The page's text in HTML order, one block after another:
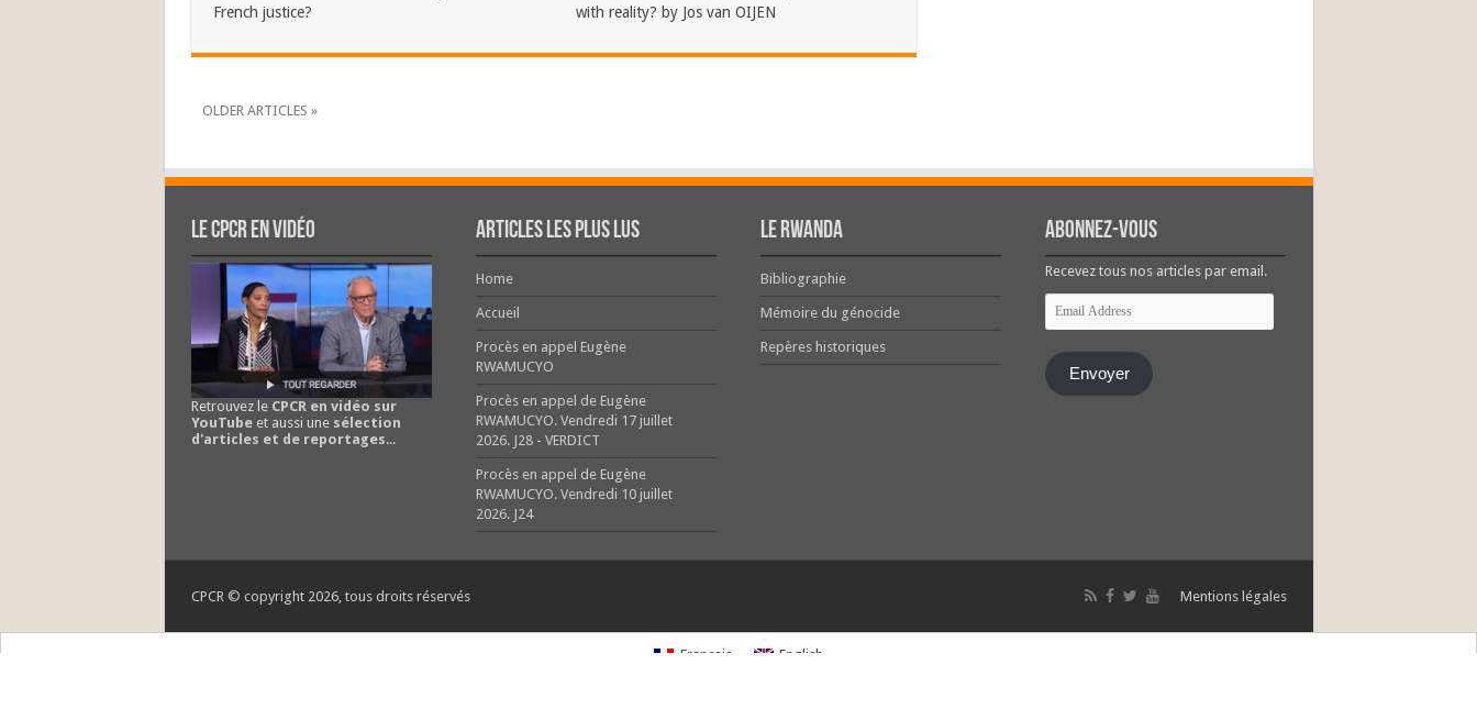
French justice?
with reality? by Jos van OIJEN
OLDER ARTICLES »
Le CPCR en vidéo
Retrouvez le CPCR en vidéo sur
YouTubeet aussi une sélection
d'articles et de reportages...
Articles les plus lus
Home
Accueil
Procès en appel Eugène
RWAMUCYO
Procès en appel de Eugène
RWAMUCYO. Vendredi 17 juillet
2026. J28 - VERDICT
Procès en appel de Eugène
RWAMUCYO. Vendredi 10 juillet
2026. J24
Le Rwanda
Bibliographie
Mémoire du génocide
Repères historiques
Abonnez-vous
Recevez tous nos articles par email.
Email
Address
Envoyer
Mentions légales
CPCR © copyright 2026, tous droits réservés
Français English